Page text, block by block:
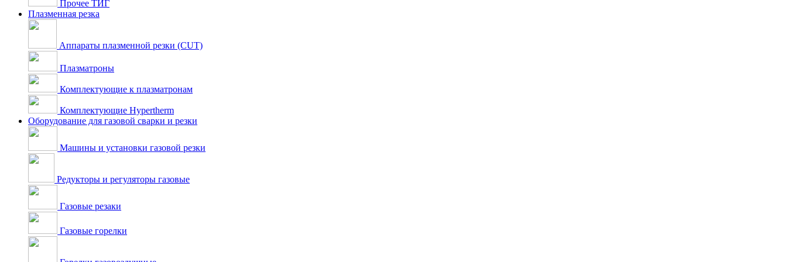
Прочее ТИГ
Плазменная резка
Аппараты плазменной резки (CUT)
Плазматроны
Комплектующие к плазматронам
Комплектующие Hypertherm
Оборудование для газовой сварки и резки
Машины и установки газовой резки
Редукторы и регуляторы газовые
Газовые резаки
Газовые горелки